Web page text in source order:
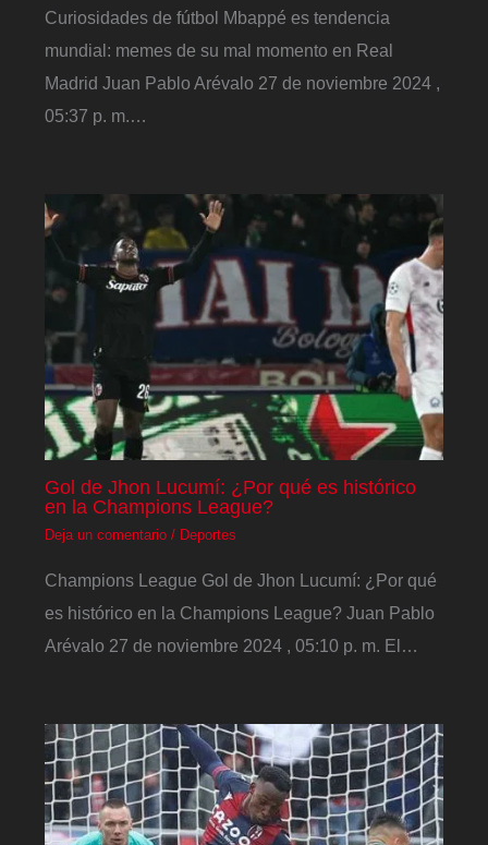
Curiosidades de fútbol Mbappé es tendencia
mundial: memes de su mal momento en Real
Madrid Juan Pablo Arévalo 27 de noviembre 2024 ,
05:37 p. m.…
Gol de Jhon Lucumí: ¿Por qué es histórico
en la Champions League?
Deja un comentario / Deportes
Champions League Gol de Jhon Lucumí: ¿Por qué
es histórico en la Champions League? Juan Pablo
Arévalo 27 de noviembre 2024 , 05:10 p. m. El…